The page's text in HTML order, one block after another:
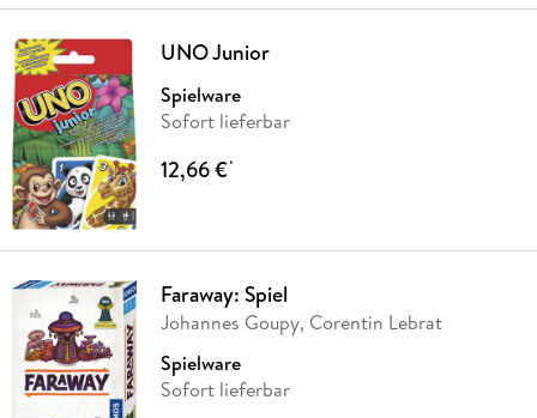
UNO Junior
Spielware
Sofort lieferbar
12,66 €*
Faraway: Spiel
Johannes Goupy, Corentin Lebrat
Spielware
Sofort lieferbar